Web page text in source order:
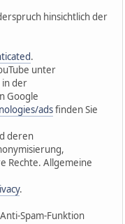
hinsichtlich der
.
unter
in der
Google
adsfinden Sie
deren
Rechte. Allgemeine
.
Spam-Funktion